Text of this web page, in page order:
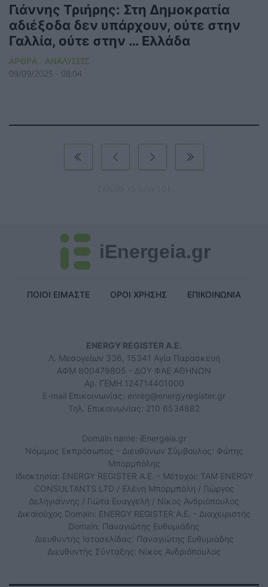
Γιάννης Τριήρης: Στη Δημοκρατία
αδιέξοδα δεν υπάρχουν, ούτε στην
Γαλλία, ούτε στην … Ελλάδα
ΑΡΘΡΑ - ΑΝΑΛΥΣΕΙΣ
09/09/2025 - 08:04
iEnergeia.gr
ΠΟΙΟΙ ΕΙΜΑΣΤΕ ΟΡΟΙ ΧΡΗΣΗΣ ΕΠΙΚΟΙΝΩΝΙΑ
ENERGY REGISTER Α.Ε.
Λ. Μεσογείων 336, 15341 Αγία Παρασκευή
ΑΦΜ 800479805 - ΔΟΥ ΦΑΕ ΑΘΗΝΩΝ
Αρ. ΓΕΜΗ 124714401000
E-mail Επικοινωνίας: enreg@energyregister.gr
Τηλ. Επικοινωνίας: 210 6534882
Domain name: iEnergeia.gr
Νόμιμος Εκπρόσωπος - Διευθύνων Σύμβουλος: Φώτης
Μπορμπόλης
Ιδιοκτησία: ENERGY REGISTER Α.Ε. - Μέτοχοι: TAM ENERGY
CONSULTANTS LTD / Ελένη Μπορμπόλη / Γιώργος
Δεληγιάννης / Γιώτα Ευαγγελή / Νίκος Ανδριόπουλος
Δικαιούχος Domain: ENERGY REGISTER Α.Ε. - Διαχειριστής
Domain: Παναγιώτης Ευθυμιάδης
Διευθυντής Ιστοσελίδας: Παναγιώτης Ευθυμιάδης
Διευθυντής Σύνταξης: Νίκος Ανδριόπουλος